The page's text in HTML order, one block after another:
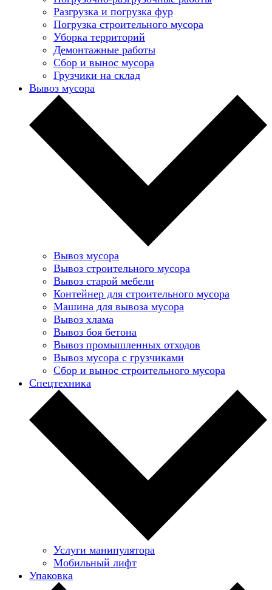
Разгрузка и погрузка фур
Погрузка строительного мусора
Уборка территорий
Демонтажные работы
Сбор и вынос мусора
Грузчики на склад
Вывоз мусора
Вывоз мусора
Вывоз строительного мусора
Вывоз старой мебели
Контейнер для строительного мусора
Машина для вывоза мусора
Вывоз хлама
Вывоз боя бетона
Вывоз промышленных отходов
Вывоз мусора с грузчиками
Сбор и вынос строительного мусора
Спецтехника
Услуги манипулятора
Мобильный лифт
Упаковка